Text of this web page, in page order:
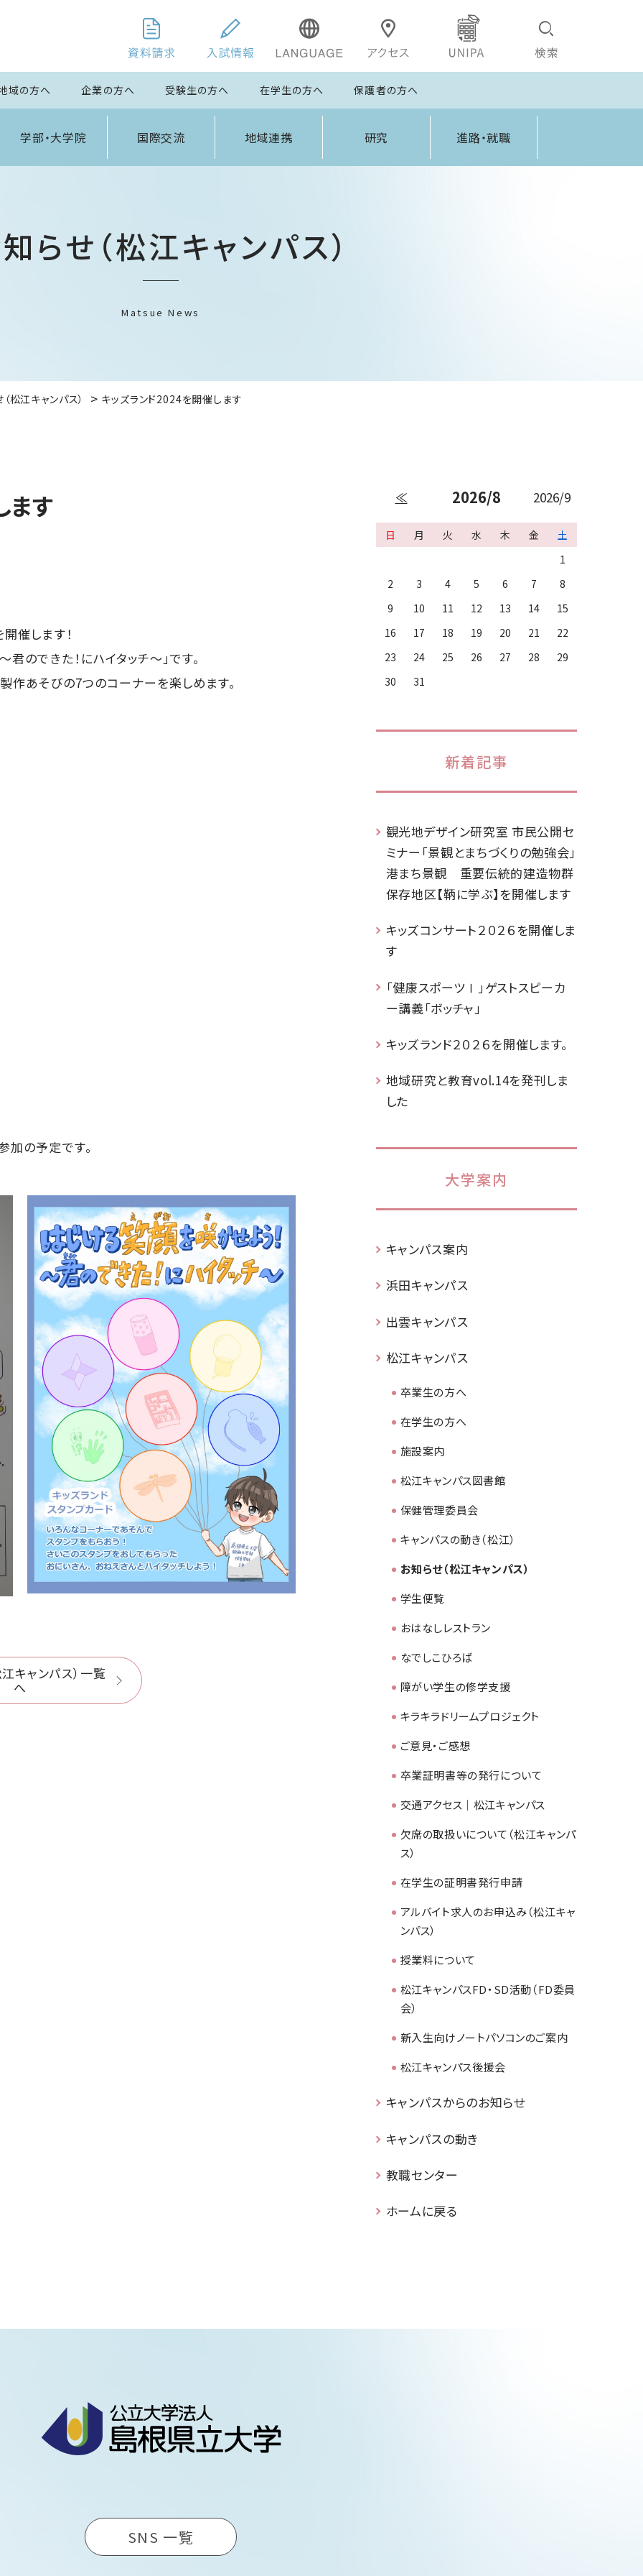
域の方へ 企業の方へ 受験生の方へ 在学生の方へ 保護者の方へ
学部・大学院 国際交流 地域連携 研究 進路・就職
らせ（松江キャンパス）
Matsue News
松江キャンパス） キッズランド2024を開催します
ます
催します！
のできた！にハイタッチ～」です。
作あそびの7つのコーナーを楽しめます。
加の予定です。
キャンパス）一覧
へ
≪ 2026/8 2026/9
日 月 火 水 木 金
土
1
2
3 4 5 6 7
8
9
10 11 12 13 14
15
16
17 18 19 20 21
22
23
24 25 26 27 28
29
30
31
新着記事
観光地デザイン研究室 市民公開セ
ミナー「景観とまちづくりの勉強会」
港まち景観 重要伝統的建造物群
保存地区【鞆に学ぶ】を開催します
キッズコンサート２０２６を開催しま
す
「健康スポーツⅠ」ゲストスピーカ
ー講義「ボッチャ」
キッズランド２０２６を開催します。
地域研究と教育vol.14を発刊しま
した
大学案内
キャンパス案内
浜田キャンパス
出雲キャンパス
松江キャンパス
卒業生の方へ
在学生の方へ
施設案内
松江キャンパス図書館
保健管理委員会
キャンパスの動き（松江）
お知らせ（松江キャンパス）
学生便覧
おはなしレストラン
なでしこひろば
障がい学生の修学支援
キラキラドリームプロジェクト
ご意見・ご感想
卒業証明書等の発行について
交通アクセス｜松江キャンパス
欠席の取扱いについて（松江キャンパ
ス）
在学生の証明書発行申請
アルバイト求人のお申込み（松江キャ
ンパス）
授業料について
松江キャンパスFD・SD活動（FD委員
会）
新入生向けノートパソコンのご案内
松江キャンパス後援会
キャンパスからのお知らせ
キャンパスの動き
教職センター
ホームに戻る
SNS 一覧